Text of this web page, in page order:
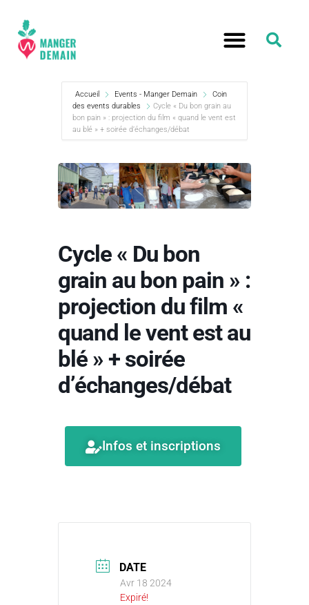
Accueil Events - Manger Demain
Coin
des events durables
Cycle « Du bon grain au
bon pain » : projection du film « quand le vent est
au blé » + soirée d’échanges/débat
Cycle « Du bon
grain au bon pain » :
projection du film «
quand le vent est au
blé » + soirée
d’échanges/débat
Infos et inscriptions
DATE
Avr 18 2024
Expiré!